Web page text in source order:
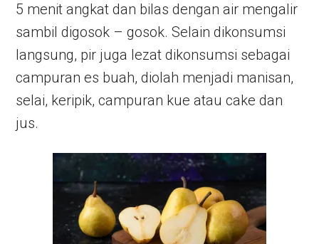
5 menit angkat dan bilas dengan air mengalir
sambil digosok – gosok. Selain dikonsumsi
langsung, pir juga lezat dikonsumsi sebagai
campuran es buah, diolah menjadi manisan,
selai, keripik, campuran kue atau cake dan
jus.